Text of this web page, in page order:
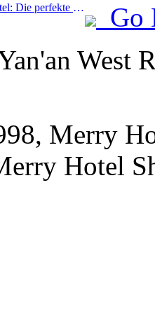
Prev:Blockbuster Movie Hotel: Die perfekte Fusion aus Business und Film
Go
West
Merry
Hotel